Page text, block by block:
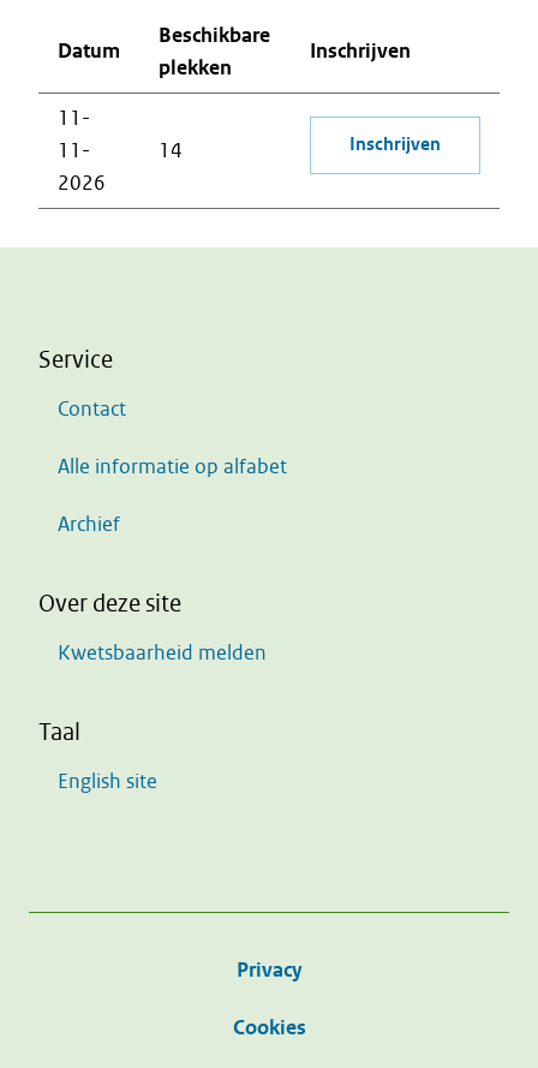
Datum
Beschikbare
plekken
Inschrijven
11-
11-
2026
14 Inschrijven
Service
Contact
Alle informatie op alfabet
Archief
Over deze site
Kwetsbaarheid melden
Taal
English site
Privacy
Cookies